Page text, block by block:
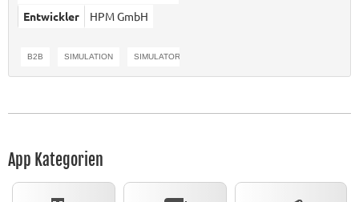
Entwickler
HPM GmbH
B2B SIMULATION SIMULATOR
App Kategorien